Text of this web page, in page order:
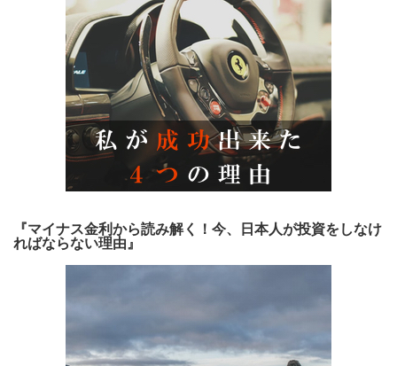
『マイナス金利から読み解く！今、日本人が投資をしなけ
ればならない理由』